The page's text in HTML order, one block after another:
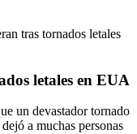
tras tornados letales
letales en EUA
un devastador tornado
a muchas personas